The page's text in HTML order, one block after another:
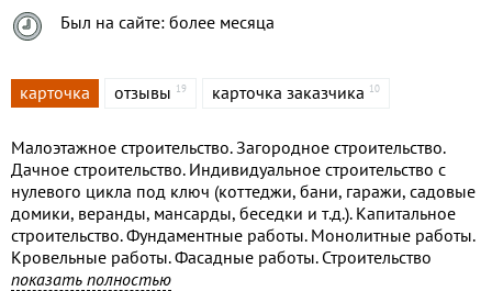
Был на сайте: более месяца
карточка отзывы 19 карточка заказчика 10
Малоэтажное строительство. Загородное строительство.
Дачное строительство. Индивидуальное строительство с
нулевого цикла под ключ (коттеджи, бани, гаражи, садовые
домики, веранды, мансарды, беседки и т.д.). Капитальное
строительство. Фундаментные работы. Монолитные работы.
Кровельные работы. Фасадные работы. Строительство
заборов и других ограждений. Капитальный ремонт и
показать полностью